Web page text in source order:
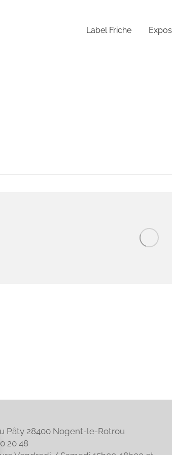
Label Friche Expos
Pâty 28400 Nogent-le-Rotrou
20 48